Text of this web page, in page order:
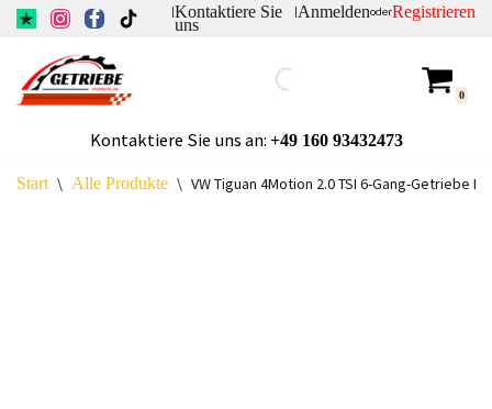
Inhalt
springen
|Kontaktiere Sie
uns
|AnmeldenoderRegistrieren
0
Kontaktiere Sie uns an: +49160 93432473
Start \ Alle Produkte \ VW Tiguan 4Motion 2.0 TSI 6-Gang-Getriebe